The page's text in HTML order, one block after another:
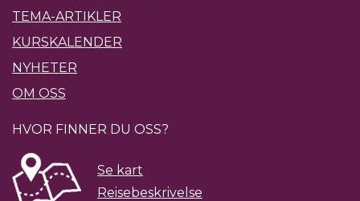
TEMA-ARTIKLER
KURSKALENDER
NYHETER
OM OSS
HVOR FINNER DU OSS?
Se kart
Reisebeskrivelse